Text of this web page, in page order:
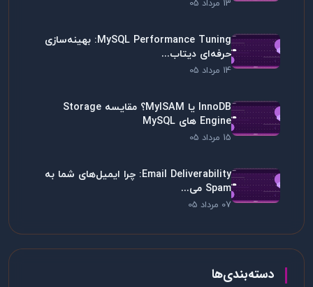
13 مرداد 05
MySQL Performance Tuning: بهینه‌سازی
حرفه‌ای دیتاب...
14 مرداد 05
InnoDB یا MyISAM؟ مقایسه Storage
Engine های MySQL
15 مرداد 05
Email Deliverability: چرا ایمیل‌های شما به
Spam می...
07 مرداد 05
دسته‌بندی‌ها